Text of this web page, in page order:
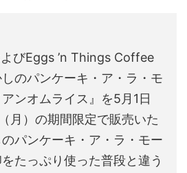
びEggs ’n Things Coffee
のパンケーキ・ア・ラ・モ
ンオムライス』を5月1日
月）の期間限定で販売いた
パンケーキ・ア・ラ・モー
たっぷり使った普段と違う